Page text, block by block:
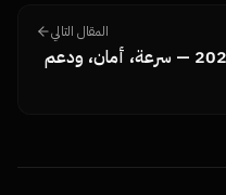
المقال التالي
أفضل استضافة مواقع في مصر 2026 — سرعة، أمان، ودعم